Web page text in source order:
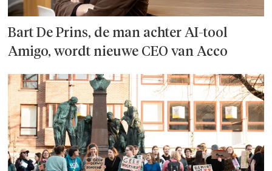
Bart De Prins, de man achter AI-tool
Amigo, wordt nieuwe CEO van Acco